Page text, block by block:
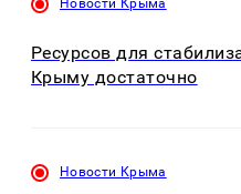
Новости Крыма
Ресурсов для
Крыму достаточно
Новости Крыма